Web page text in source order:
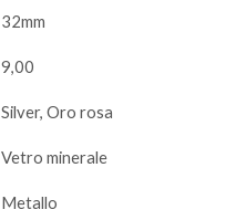
32mm
9,00
Silver, Oro rosa
Vetro minerale
Metallo